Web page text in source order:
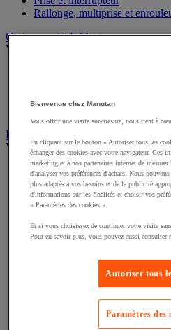
Rallonge, multiprise et
Graissage et lubrifiant
Voir toute la catégorie
Instrument de mesure
Voir toute la catégorie
Balance industrielle
Compteur et compteur-métreur
Dynamomètre
Équipement optique
Instrument de mesure de
Mesure de distance
Mesure de l'environnement
Mesure d'électricité
Mesure topographique
Mesureur et détecteur
Bienvenue chez Manutan
Vous offrir une visite sur-mesure, nous tient à
En cliquant sur le bouton « Autoriser tous les
échanger des cookies avec votre navigateur. Ces
marketing et à nos partenaires internet de
d'analyser vos préférences d'achats. Nous
plus adaptés à vos besoins et de la publicité
d'informations sur les finalités et choisir vos
« Paramètres des cookies ».
Et si vous choisissez de continuer votre visite
Pour en savoir plus, vous pouvez aussi consulter
Autoriser tous
Paramètres des